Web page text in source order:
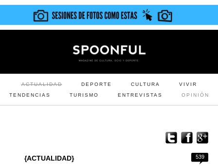
ACTUALIDAD DEPORTE CULTURA
VIVIR
TENDENCIAS
TURISMO ENTREVISTAS OPINIÓN
539
{ACTUALIDAD}